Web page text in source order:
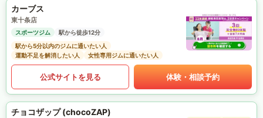
カーブス
東十条店
スポーツジム
駅から徒歩12分
駅から5分以内のジムに通いたい人
運動不足を解消したい人
女性専用ジムに通いたい人
公式サイトを見る 体験・相談予約
チョコザップ (chocoZAP)